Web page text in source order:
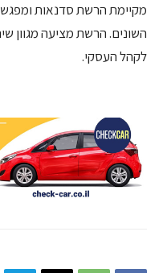
מקיימת הרשת סדנאות ומפגשי
השונים. הרשת מציעה מגוון
לקהל העסקי.